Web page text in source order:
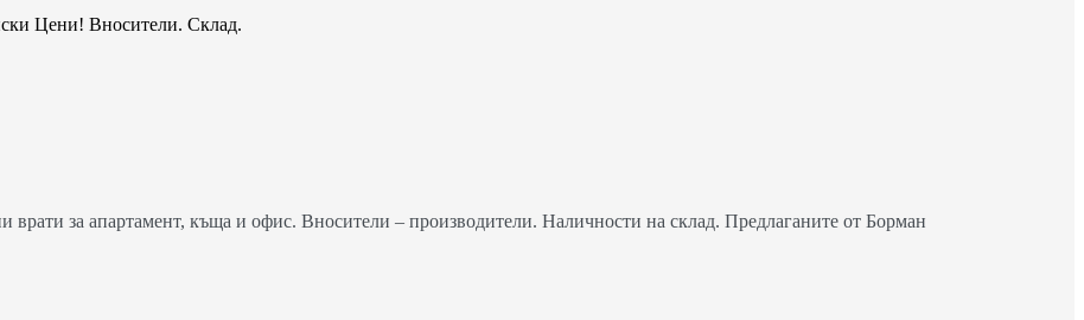
Цени! Вносители. Склад.
за апартамент, къща и офис. Вносители – производители. Наличности на склад. Предлаганите от Борман